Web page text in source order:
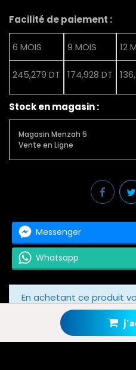
Facilité de paiement :
6 MOIS
245,279 DT
9 MOIS
174,928 DT
12
Stock en magasin :
Magasin Menzah 5
Vente en Ligne
Messenger
Whatsapp
En achetant ce produit
bonusgrâce à notre
Votre panier totalisera